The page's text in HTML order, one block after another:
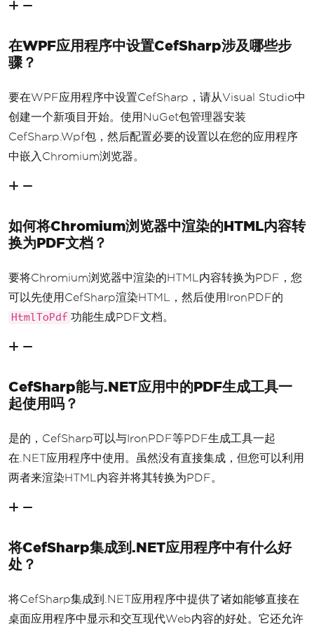
在WPF应用程序中设置CefSharp涉及哪些步
骤？
要在WPF应用程序中设置CefSharp，请从Visual Studio中
创建一个新项目开始。使用NuGet包管理器安装
CefSharp.Wpf包，然后配置必要的设置以在您的应用程序
中嵌入Chromium浏览器。
如何将Chromium浏览器中渲染的HTML内容转
换为PDF文档？
要将Chromium浏览器中渲染的HTML内容转换为PDF，您
可以先使用CefSharp渲染HTML，然后使用IronPDF的
HtmlToPdf 功能生成PDF文档。
CefSharp能与.NET应用中的PDF生成工具一
起使用吗？
是的，CefSharp可以与IronPDF等PDF生成工具一起
在.NET应用程序中使用。虽然没有直接集成，但您可以利用
两者来渲染HTML内容并将其转换为PDF。
将CefSharp集成到.NET应用程序中有什么好
处？
将CefSharp集成到.NET应用程序中提供了诸如能够直接在
桌面应用程序中显示和交互现代Web内容的好处。它还允许